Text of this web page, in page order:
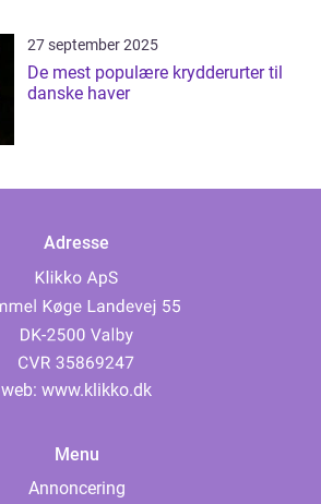
27 september 2025
De mest populære krydderurter til
danske haver
Adresse
web: www.klikko.dk
Menu
Annoncering